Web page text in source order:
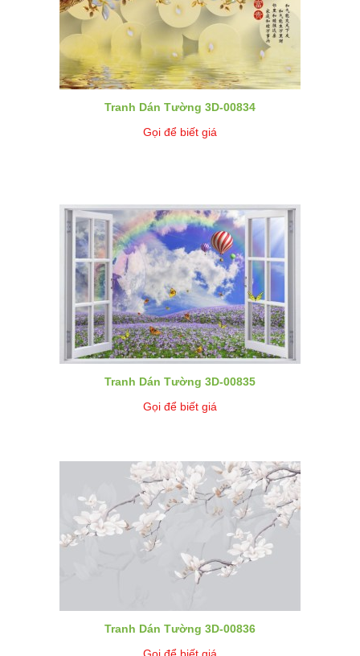
Tranh Dán Tường 3D-00834
Gọi để biết giá
Tranh Dán Tường 3D-00835
Gọi để biết giá
Tranh Dán Tường 3D-00836